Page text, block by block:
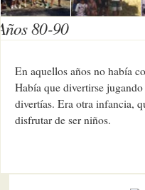
80-90
En aquellos años no había
Había que divertirse
divertías. Era otra infancia,
disfrutar de ser niños.